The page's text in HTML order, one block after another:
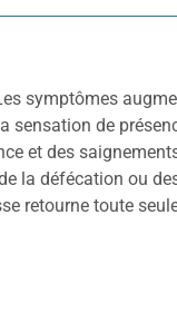
symptômes
sensation de
et des
la défécation ou
retourne toute